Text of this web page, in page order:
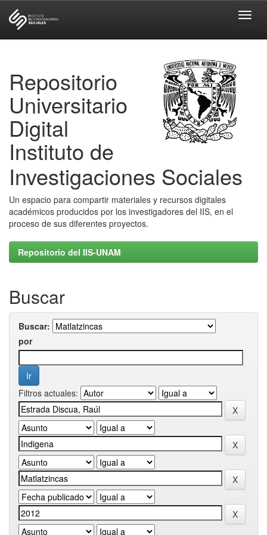
Repositorio
Universitario
Digital
Instituto de
Investigaciones Sociales
Un espacio para compartir materiales y recursos digitales
académicos producidos por los investigadores del IIS, en el
proceso de sus diferentes proyectos.
Repositorio del IIS-UNAM
Buscar
Buscar:
por
Filtros actuales: